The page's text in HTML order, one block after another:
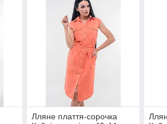
Лляне плаття-сорочка